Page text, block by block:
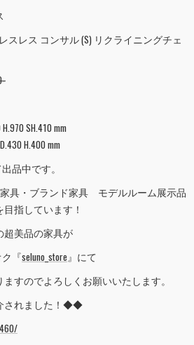
レスレス コンサル (S) リクライニングチェ
SH.410 mm
H.400 mm
品中です。
具・ブランド家具 モデルルーム展示品
指しています！
超美品の家具が
『seluno_store』にて
すのでよろしくお願いいたします。
されました！◆◆